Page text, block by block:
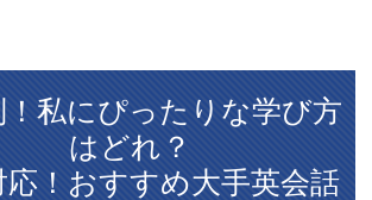
！私にぴったりな学び方
はどれ？
応！おすすめ大手英会話